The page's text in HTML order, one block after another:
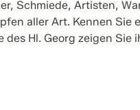
Schmiede, Artisten,
aller Art. Kennen
Hl. Georg zeigen